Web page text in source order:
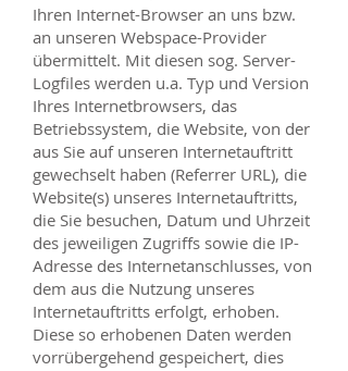
Ihren Internet-Browser an uns bzw.
an unseren Webspace-Provider
übermittelt. Mit diesen sog. Server-
Logfiles werden u.a. Typ und Version
Ihres Internetbrowsers, das
Betriebssystem, die Website, von der
aus Sie auf unseren Internetauftritt
gewechselt haben (Referrer URL), die
Website(s) unseres Internetauftritts,
die Sie besuchen, Datum und Uhrzeit
des jeweiligen Zugriffs sowie die IP-
Adresse des Internetanschlusses, von
dem aus die Nutzung unseres
Internetauftritts erfolgt, erhoben.
Diese so erhobenen Daten werden
vorrübergehend gespeichert, dies